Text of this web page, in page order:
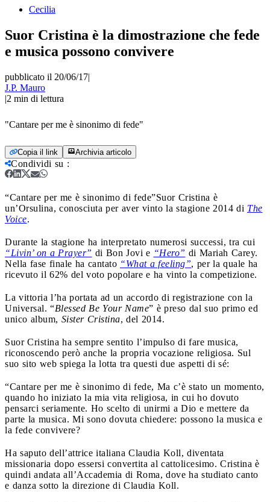
Cecilia
Suor Cristina è la dimostrazione che fede
e musica possono convivere
pubblicato il 20/06/17|
J.P. Mauro
|2 min di lettura
"Cantare per me è sinonimo di fede"
Copia il link Archivia articolo
Condividi su :
“Cantare per me è sinonimo di fede”Suor Cristina è
un’Orsulina, conosciuta per aver vinto la stagione 2014 di The
Voice.
Durante la stagione ha interpretato numerosi successi, tra cui
“Livin’ on a Prayer” di Bon Jovi e “Hero” di Mariah Carey.
Nella fase finale ha cantato “What a feeling”, per la quale ha
ricevuto il 62% del voto popolare e ha vinto la competizione.
La vittoria l’ha portata ad un accordo di registrazione con la
Universal. “Blessed Be Your Name” è preso dal suo primo ed
unico album, Sister Cristina, del 2014.
Suor Cristina ha sempre sentito l’impulso di fare musica,
riconoscendo però anche la propria vocazione religiosa. Sul
suo sito web spiega la lotta tra questi due aspetti di sé:
“Cantare per me è sinonimo di fede, Ma c’è stato un momento,
quando ho iniziato la mia vita religiosa, in cui ho dovuto
pensarci seriamente. Ho scelto di unirmi a Dio e mettere da
parte la musica. Mi sono dovuta chiedere: possono la musica e
la fede convivere?
Ha saputo dell’attrice italiana Claudia Koll, diventata
missionaria dopo essersi convertita al cattolicesimo. Cristina è
quindi andata all’Accademia di Roma, dove ha studiato canto
e danza sotto la direzione di Claudia Koll.